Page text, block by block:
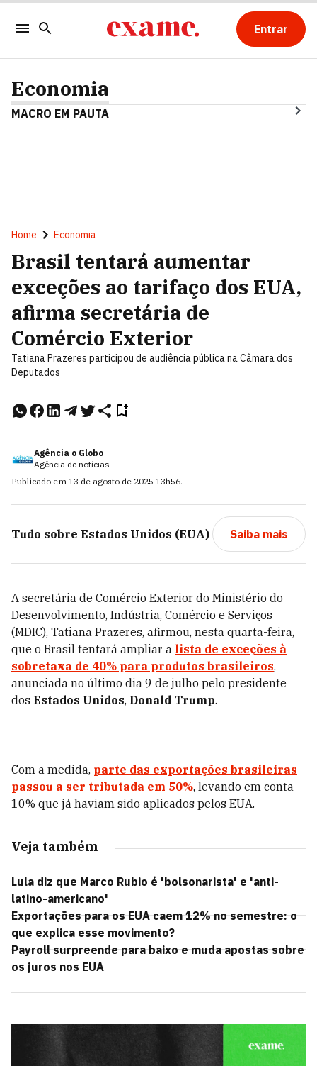
Entrar
Economia
MACRO EM PAUTA
Home Economia
Brasil tentará aumentar
exceções ao tarifaço dos EUA,
afirma secretária de
Comércio Exterior
Tatiana Prazeres participou de audiência pública na Câmara dos
Deputados
Agência o Globo
Agência de notícias
Publicado em 13 de agosto de 2025 13h56.
Tudo sobre Estados Unidos (EUA) Saiba mais
A secretária de Comércio Exterior do Ministério do
Desenvolvimento, Indústria, Comércio e Serviços
(MDIC), Tatiana Prazeres, afirmou, nesta quarta-feira,
que o Brasil tentará ampliar a lista de exceções à
sobretaxa de 40% para produtos brasileiros,
anunciada no último dia 9 de julho pelo presidente
dos Estados Unidos, Donald Trump.
Com a medida, parte das exportações brasileiras
passou a ser tributada em 50%, levando em conta
10% que já haviam sido aplicados pelos EUA.
Veja também
Lula diz que Marco Rubio é 'bolsonarista' e 'anti-
latino-americano'
Exportações para os EUA caem 12% no semestre: o
que explica esse movimento?
Payroll surpreende para baixo e muda apostas sobre
os juros nos EUA